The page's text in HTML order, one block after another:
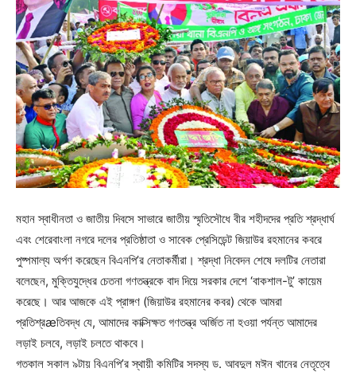
মহান স্বাধীনতা ও জাতীয় দিবসে সাভারে জাতীয় স্মৃতিসৌধে বীর শহীদদের প্রতি শ্রদ্ধার্ঘ
এবং শেরেবাংলা নগরে দলের প্রতিষ্ঠাতা ও সাবেক প্রেসিডেন্ট জিয়াউর রহমানের কবরে
পুষ্পমাল্য অর্পণ করেছেন বিএনপি’র নেতাকর্মীরা। শ্রদ্ধা নিবেদন শেষে দলটির নেতারা
বলেছেন, মুক্তিযুদ্ধের চেতনা গণতন্ত্রকে বাদ দিয়ে সরকার দেশে ‘বাকশাল-টু’ কায়েম
করেছে। আর আজকে এই প্রাঙ্গণ (জিয়াউর রহমানের কবর) থেকে আমরা
প্রতিশ্রæতিবদ্ধ যে, আমাদের কাক্সিক্ষত গণতন্ত্র অর্জিত না হওয়া পর্যন্ত আমাদের
লড়াই চলবে, লড়াই চলতে থাকবে।
গতকাল সকাল ৯টায় বিএনপি’র স্থায়ী কমিটির সদস্য ড. আবদুল মঈন খানের নেতৃত্বে